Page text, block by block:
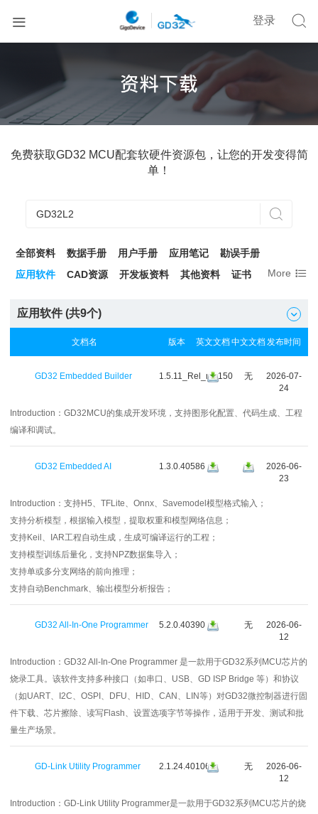
 
登录
免费获取GD32 MCU配套软硬件资源包，让您的开发变得简
单！

全部资料 数据手册 用户手册 应用笔记
勘误手册
应用软件
CAD资源 开发板资料 其他资料 证书 More 
应用软件 (共9个) 
文档名 版本 英文文档中文文档发布时间
GD32 Embedded Builder 1.5.11_Rel_r41150 无
2026-07-
24
Introduction： GD32MCU的集成开发环境，支持图形化配置、代码生成、工程
编译和调试。
GD32 Embedded AI 1.3.0.40586
2026-06-
23
Introduction： 支持H5、TFLite、Onnx、Savemodel模型格式输入；
支持分析模型，根据输入模型，提取权重和模型网络信息；
支持Keil、IAR工程自动生成，生成可编译运行的工程；
支持模型训练后量化，支持NPZ数据集导入；
支持单或多分支网络的前向推理；
支持自动Benchmark、输出模型分析报告；
GD32 All-In-One Programmer 5.2.0.40390 无
2026-06-
12
Introduction： GD32 All-In-One Programmer 是一款用于GD32系列MCU芯片的
烧录工具。该软件支持多种接口（如串口、USB、GD ISP Bridge 等）和协议
（如UART、I2C、OSPI、DFU、HID、CAN、LIN等）对GD32微控制器进行固
件下载、芯片擦除、读写Flash、设置选项字节等操作，适用于开发、测试和批
量生产场景。
GD-Link Utility Programmer 2.1.24.40106 无
2026-06-
12
Introduction： GD-Link Utility Programmer是一款用于GD32系列MCU芯片的烧